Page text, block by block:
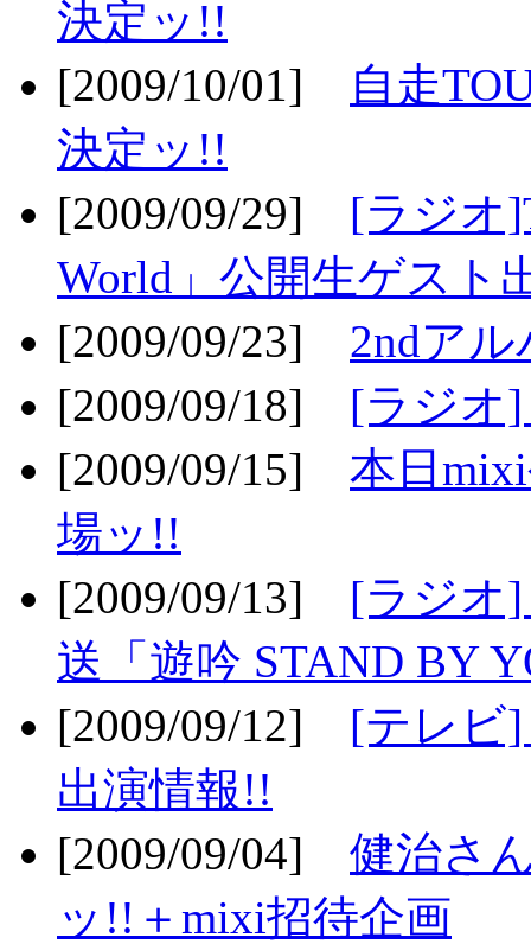
決定ッ!!
[2009/10/01]
自走
決定ッ!!
[2009/09/29] [ラジオ
World」公開生ゲスト
[2009/09/23] 2ndア
[2009/09/18] [ラジオ
[2009/09/15] 本日
場ッ!!
[2009/09/13] [ラジオ]
送「遊吟 STAND BY
[2009/09/12] [テレビ]
出演情報!!
[2009/09/04] 健治さ
ッ!!＋mixi招待企画